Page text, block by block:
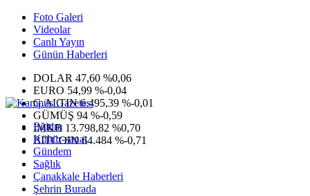
Foto Galeri
Videolar
Canlı Yayın
Günün Haberleri
DOLAR 47,60 %0,06
EURO 54,99 %-0,04
G.ALTIN6.495,39 %-0,01
GÜMÜŞ 94 %-0,59
IMKB 13.798,82 %0,70
BITCOIN64.484 %-0,71
Eğitim
Kültür-sanat
Gündem
Sağlık
Çanakkale Haberleri
Şehrin Burada